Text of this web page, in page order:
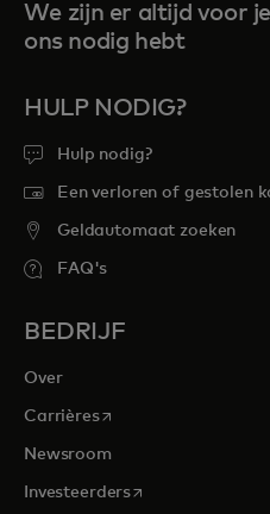
We zijn er altijd voor
ons nodig hebt
HULP NODIG?
Hulp nodig?
Een verloren of gestolen
Geldautomaat zoeken
FAQ's
BEDRIJF
Over
Carrièresopens in a new tab
Newsroom
Investeerdersopens in a new